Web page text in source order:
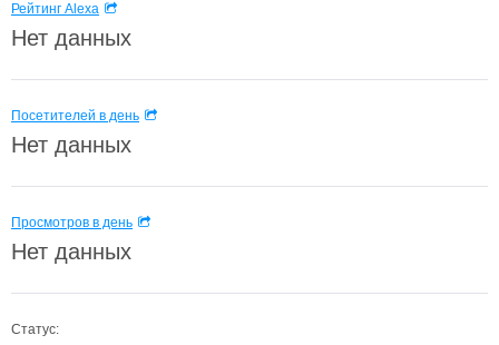
Рейтинг Alexa
Нет данных
Посетителей в день
Нет данных
Просмотров в день
Нет данных
Статус: